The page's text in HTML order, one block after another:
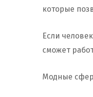
которые
Если
сможет
Модные